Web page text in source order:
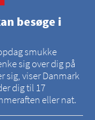
besøge i
smukke
sig over dig på
sig, viser Danmark
dig til 17
eller nat.